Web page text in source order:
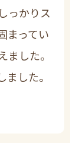
っかりス
まってい
した。
した。